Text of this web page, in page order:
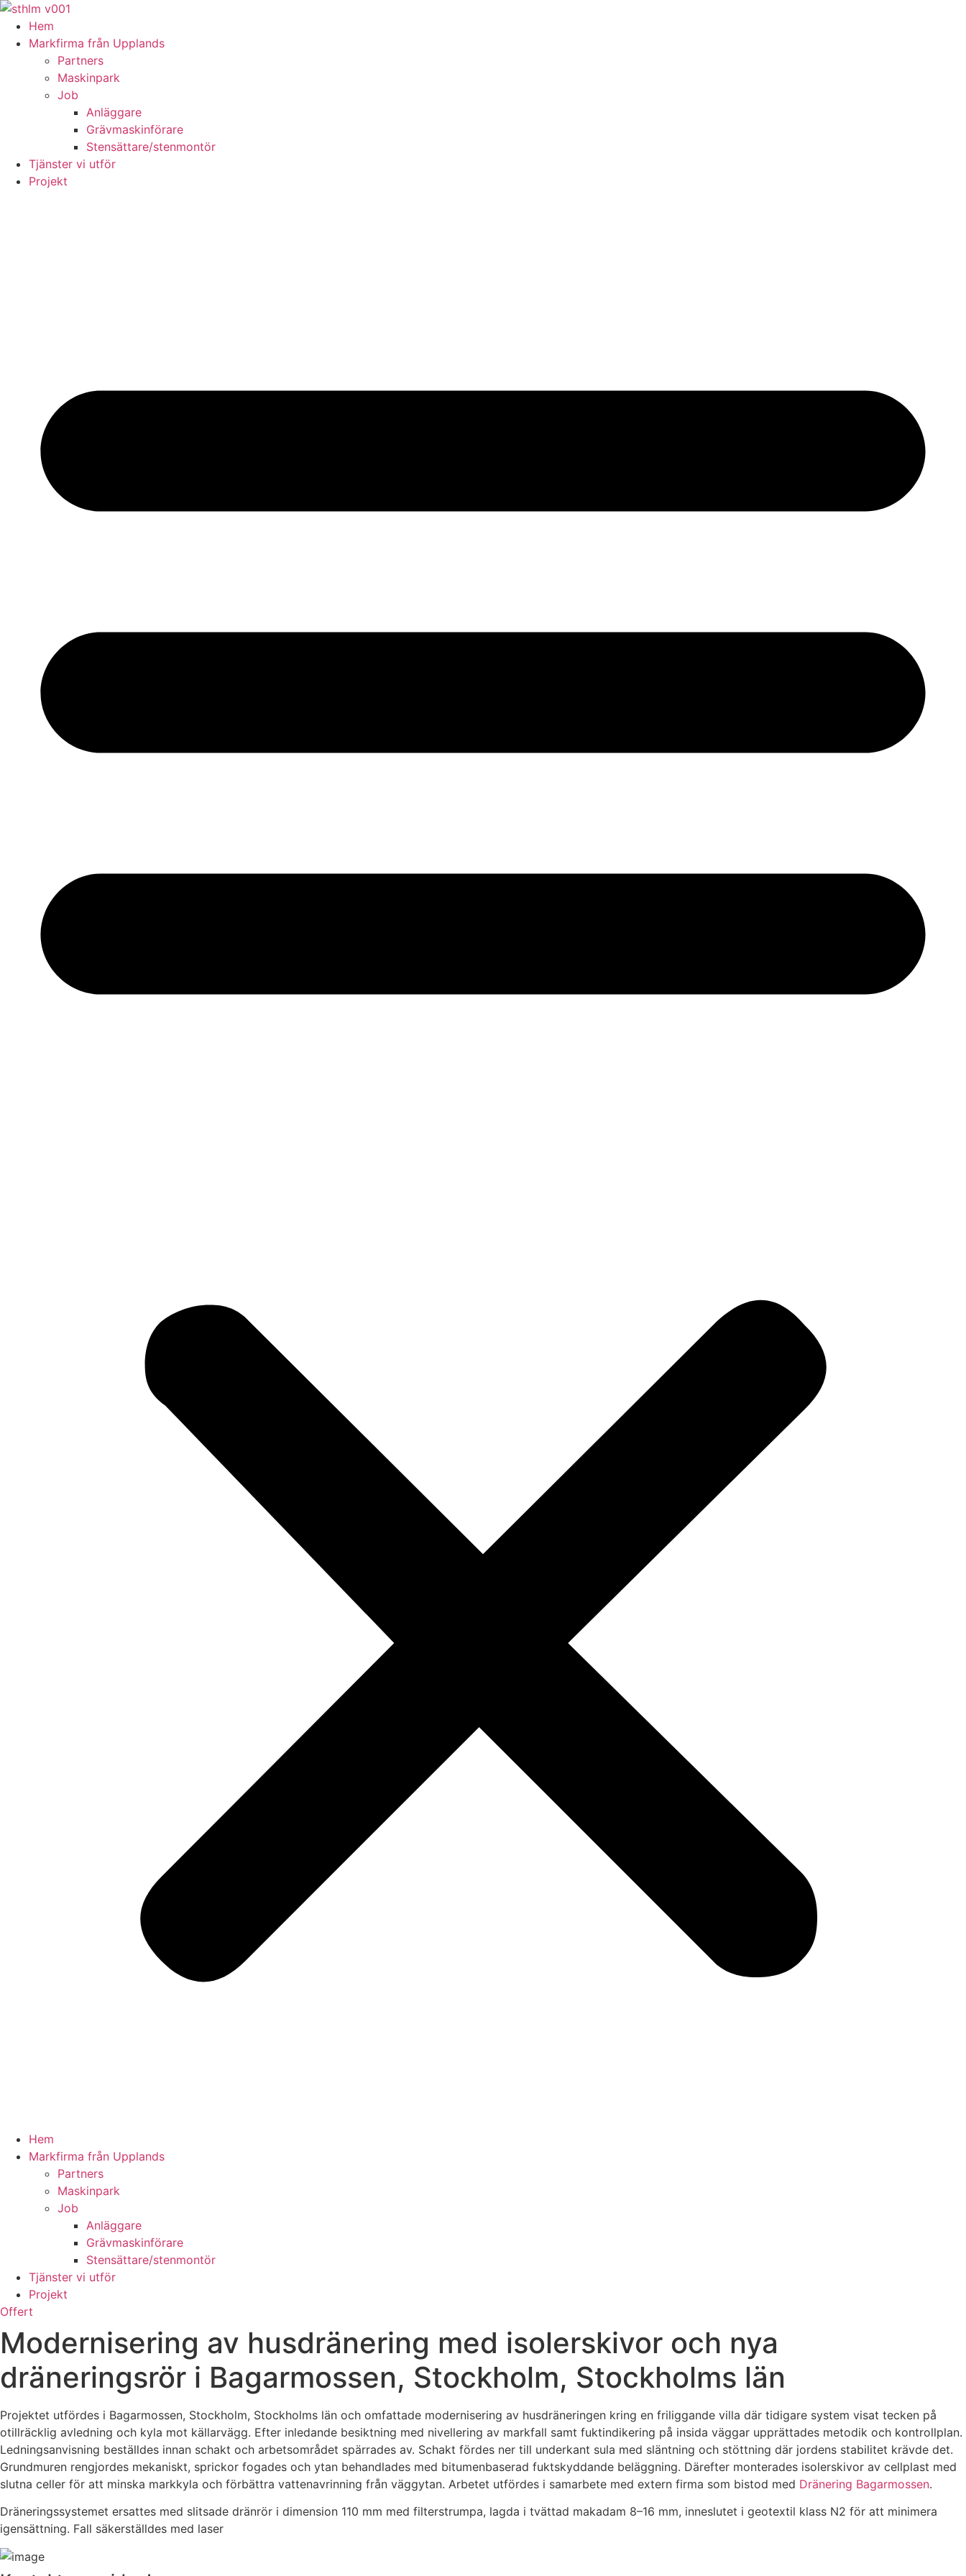
Skip
content
Hem
Markfirma från Upplands
Partners
Maskinpark
Job
Anläggare
Grävmaskinförare
Stensättare/stenmontör
Tjänster vi utför
Projekt
Hem
Markfirma från Upplands
Partners
Maskinpark
Job
Anläggare
Grävmaskinförare
Stensättare/stenmontör
Tjänster vi utför
Projekt
Offert
Modernisering av husdränering med isolerskivor och nya
dräneringsrör i Bagarmossen, Stockholm, Stockholms län
Projektet utfördes i Bagarmossen, Stockholm, Stockholms län och omfattade modernisering av husdräneringen kring en friliggande villa där tidigare system visat tecken på
otillräcklig avledning och kyla mot källarvägg. Efter inledande besiktning med nivellering av markfall samt fuktindikering på insida väggar upprättades metodik och kontrollplan.
Ledningsanvisning beställdes innan schakt och arbetsområdet spärrades av. Schakt fördes ner till underkant sula med släntning och stöttning där jordens stabilitet krävde det.
Grundmuren rengjordes mekaniskt, sprickor fogades och ytan behandlades med bitumenbaserad fuktskyddande beläggning. Därefter monterades isolerskivor av cellplast med
slutna celler för att minska markkyla och förbättra vattenavrinning från väggytan. Arbetet utfördes i samarbete med extern firma som bistod med Dränering Bagarmossen.
Dräneringssystemet ersattes med slitsade dränrör i dimension 110 mm med filterstrumpa, lagda i tvättad makadam 8–16 mm, inneslutet i geotextil klass N2 för att minimera
igensättning. Fall säkerställdes med laser